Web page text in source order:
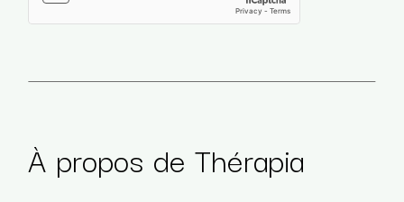
À propos de Thérapia